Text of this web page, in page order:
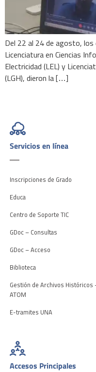
Del 22 al 24 de agosto,
Licenciatura en Ciencias
Electricidad (LEL) y
(LGH), dieron la […]
Servicios en línea
Inscripciones de Grado
Educa
Centro de Soporte TIC
GDoc – Consultas
GDoc – Acceso
Biblioteca
Gestión de Archivos Históricos
ATOM
E-tramites UNA
Accesos Principales